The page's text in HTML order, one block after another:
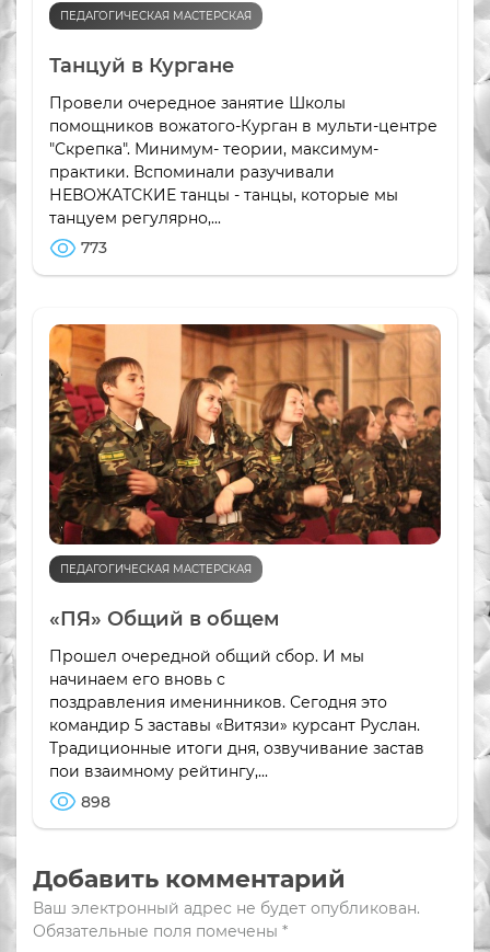
ПЕДАГОГИЧЕСКАЯ МАСТЕРСКАЯ
Танцуй в Кургане
Провели очередное занятие Школы
помощников вожатого-Курган в мульти-центре
"Скрепка". Минимум- теории, максимум-
практики. Вспоминали разучивали
НЕВОЖАТСКИЕ танцы - танцы, которые мы
танцуем регулярно,...
773
ПЕДАГОГИЧЕСКАЯ МАСТЕРСКАЯ
«ПЯ» Общий в общем
Прошел очередной общий сбор. И мы
начинаем его вновь с
поздравления именинников. Сегодня это
командир 5 заставы «Витязи» курсант Руслан.
Традиционные итоги дня, озвучивание застав
пои взаимному рейтингу,...
898
Добавить комментарий
Ваш электронный адрес не будет опубликован.
Обязательные поля помечены *